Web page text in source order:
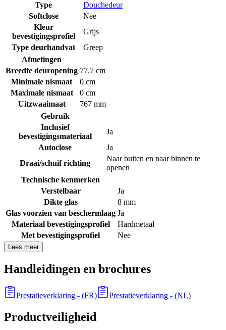
Type
Douchedeur
Softclose
Nee
Kleur
bevestigingsprofiel
Grijs
Type deurhandvat
Greep
Afmetingen
Breedte deuropening 77.7 cm
Minimale nismaat
0 cm
Maximale nismaat
0 cm
Uitzwaaimaat
767 mm
Gebruik
Inclusief
bevestigingsmateriaal
Ja
Autoclose
Ja
Draai/schuif richting
Naar buiten en naar binnen te
openen
Technische kenmerken
Verstelbaar
Ja
Dikte glas
8 mm
Glas voorzien van beschermlaag Ja
Materiaal bevestigingsprofiel
Hardmetaal
Met bevestigingsprofiel
Nee
Lees meer
Handleidingen en brochures
Prestatieverklaring - (FR) Prestatieverklaring - (NL)
Productveiligheid